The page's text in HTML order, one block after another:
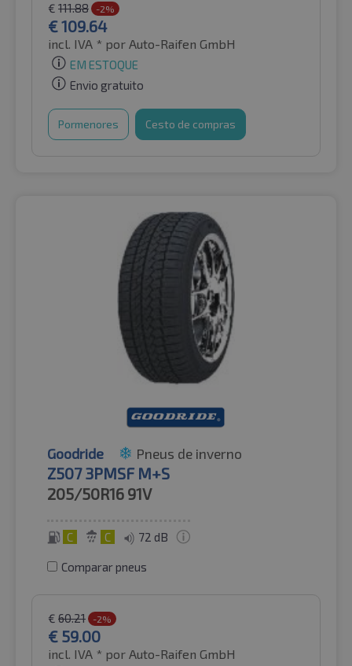
€ 111.88 -2%
€109.64
incl. IVA * por Auto-Raifen GmbH
EM ESTOQUE
Envio gratuito
Pormenores Cesto de compras
Goodride Pneus de inverno
Z507 3PMSF M+S
205/50R16 91V
C C 72 dB
Comparar pneus
€ 60.21 -2%
€ 59.00
incl. IVA * por Auto-Raifen GmbH